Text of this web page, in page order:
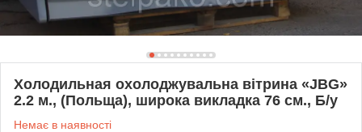
Холодильная охолоджувальна вітрина «JBG»
2.2 м., (Польща), широка викладка 76 см., Б/у
Немає в наявності